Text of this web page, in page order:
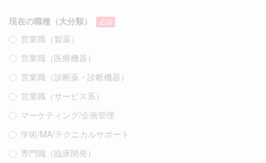
現在の職種（大分類） 必須
営業職（製薬）
営業職（医療機器）
営業職（診断薬・診断機器）
営業職（サービス系）
マーケティング/企画管理
学術/MA/テクニカルサポート
専門職（臨床開発）